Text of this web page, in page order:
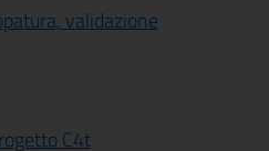
validazione
C4t